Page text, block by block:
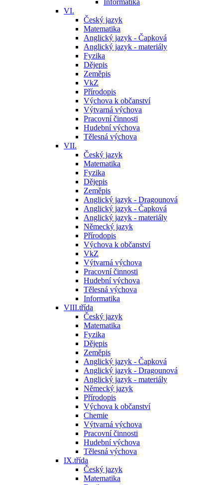
Informatika
VI.
Český jazyk
Matematika
Anglický jazyk - Čapková
Anglický jazyk - materiály
Fyzika
Dějepis
Zeměpis
VkZ
Přírodopis
Výchova k občanství
Výtvarná výchova
Pracovní činnosti
Hudební výchova
Tělesná výchova
VII.
Český jazyk
Matematika
Fyzika
Dějepis
Zeměpis
Anglický jazyk - Dragounová
Anglický jazyk - Čapková
Anglický jazyk - materiály
Německý jazyk
Přírodopis
Výchova k občanství
VkZ
Výtvarná výchova
Pracovní činnosti
Hudební výchova
Tělesná výchova
Informatika
VIII.třída
Český jazyk
Matematika
Fyzika
Dějepis
Zeměpis
Anglický jazyk - Čapková
Anglický jazyk - Dragounová
Anglický jazyk - materiály
Německý jazyk
Přírodopis
Výchova k občanství
Chemie
Výtvarná výchova
Pracovní činnosti
Hudební výchova
Tělesná výchova
IX.třída
Český jazyk
Matematika